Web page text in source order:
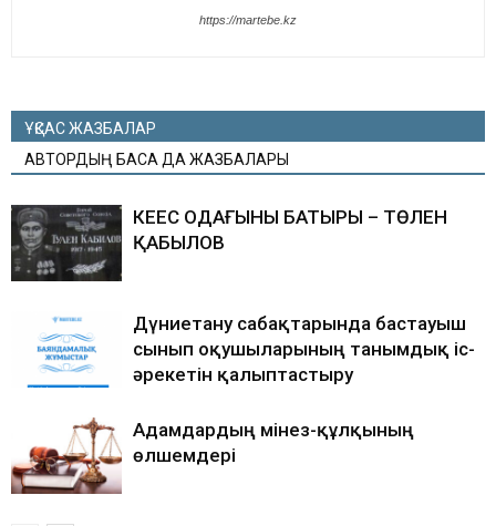
https://martebe.kz
ҰҚСАС ЖАЗБАЛАР
АВТОРДЫҢ БАСҚА ДА ЖАЗБАЛАРЫ
КЕҢЕС ОДАҒЫНЫҢ БАТЫРЫ – ТӨЛЕН
ҚАБЫЛОВ
Дүниетану сабақтарында бастауыш
сынып оқушыларының танымдық іс-
әрекетін қалыптастыру
Адамдардың мінез-құлқының
өлшемдері